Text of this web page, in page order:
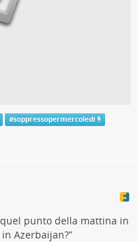
#soppressopermercoledì
punto della mattina in
Azerbaijan?”